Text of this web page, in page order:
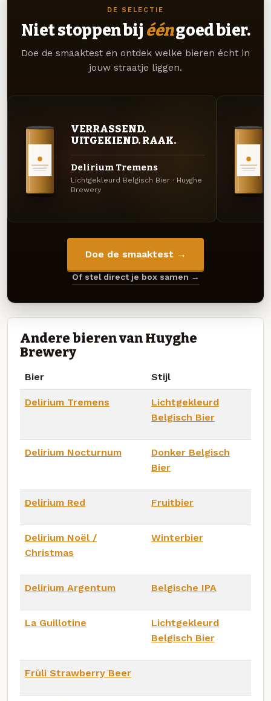
DE SELECTIE
Niet stoppen bij ééngoed bier.
Doe de smaaktest en ontdek welke bieren écht in
jouw straatje liggen.
VERRASSEND.
UITGEKIEND. RAAK.
Delirium Tremens
Lichtgekleurd Belgisch Bier · Huyghe
Brewery
Doe de smaaktest →
Of stel direct je box samen →
Andere bieren van Huyghe
Brewery
Bier Stijl
Delirium Tremens
Lichtgekleurd
Belgisch Bier
Delirium Nocturnum
Donker Belgisch
Bier
Delirium Red Fruitbier
Delirium Noël /
Christmas
Winterbier
Delirium Argentum Belgische IPA
La Guillotine
Lichtgekleurd
Belgisch Bier
Früli Strawberry Beer